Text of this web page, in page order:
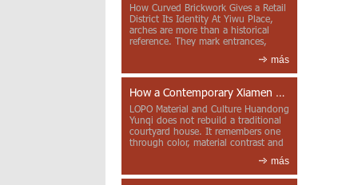
How Curved Brickwork Gives a Retail
District Its Identity At Yiwu Place,
arches are more than a historical
reference. They mark entrances,
más
How a Contemporary Xiamen Project Reframes Minnan Red Brick
LOPO Material and Culture Huandong
Yunqi does not rebuild a traditional
courtyard house. It remembers one
through color, material contrast and
más